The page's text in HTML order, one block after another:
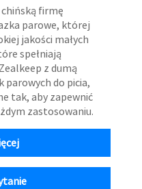
firmę
parowe, której
jakości małych
spełniają
z dumą
parowych do picia,
tak, aby zapewnić
zastosowaniu.